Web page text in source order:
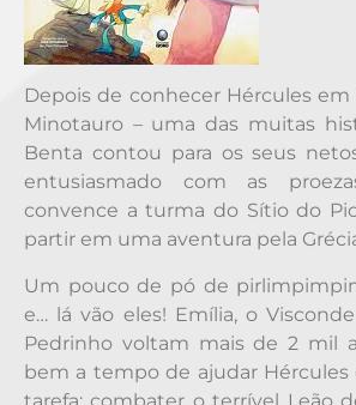
Depois de conhecer Hércules
Minotauro – uma das muitas
Benta contou para os seus
entusiasmado com as
convence a turma do Sítio do
partir em uma aventura pela
Um pouco de pó de
e… lá vão eles! Emília, o
Pedrinho voltam mais de 2 mil
bem a tempo de ajudar Hércules
tarefa: combater o terrível Leão